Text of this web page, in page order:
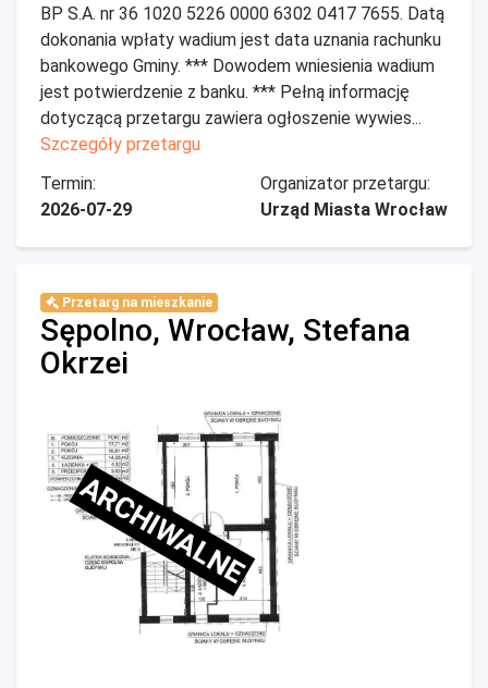
BP S.A. nr 36 1020 5226 0000 6302 0417 7655. Datą
dokonania wpłaty wadium jest data uznania rachunku
bankowego Gminy. *** Dowodem wniesienia wadium
jest potwierdzenie z banku. *** Pełną informację
dotyczącą przetargu zawiera ogłoszenie wywies...
Szczegóły przetargu
Termin:
2026-07-29
Organizator przetargu:
Urząd Miasta Wrocław
Przetarg na mieszkanie
Sępolno, Wrocław, Stefana
Okrzei
ARCHIWALNE